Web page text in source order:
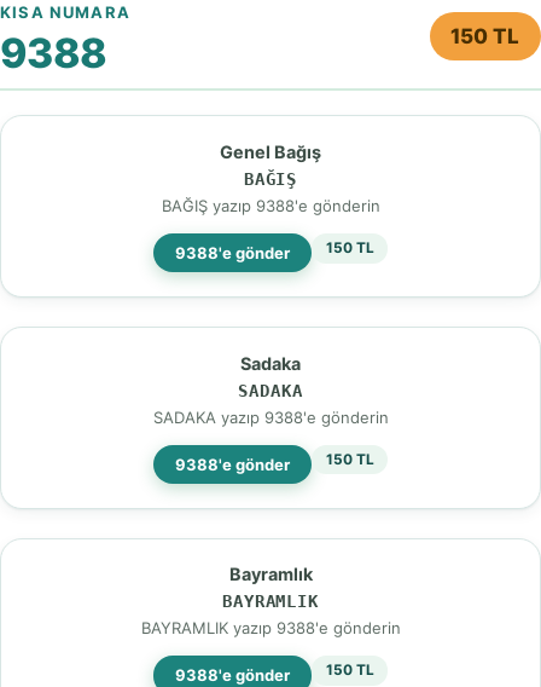
KISA NUMARA
9388 150 TL
Genel Bağış
BAĞIŞ
BAĞIŞ yazıp 9388'e gönderin
9388'e gönder 150 TL
Sadaka
SADAKA
SADAKA yazıp 9388'e gönderin
9388'e gönder 150 TL
Bayramlık
BAYRAMLIK
BAYRAMLIK yazıp 9388'e gönderin
9388'e gönder 150 TL